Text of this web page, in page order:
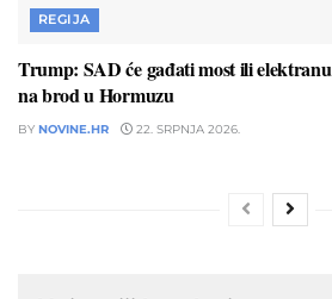
REGIJA
Trump: SAD će gađati most ili
na brod u Hormuzu
BY NOVINE.HR 22. SRPNJA 2026.